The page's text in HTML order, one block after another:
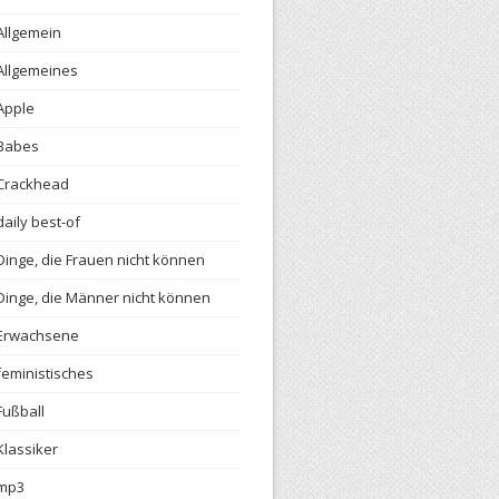
best-of
die Frauen nicht können
die Männer nicht können